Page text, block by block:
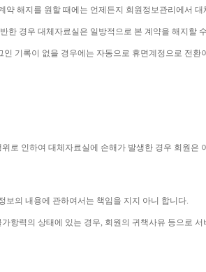
약 해지를 원할 때에는 언제든지 회원정보관리에서
한 경우 대체자료실은 일방적으로 본 계약을 해지할
인 기록이 없을 경우에는 자동으로 휴면계정으로 전환
로 인하여 대체자료실에 손해가 발생한 경우 회원은
보의 내용에 관하여서는 책임을 지지 아니 합니다.
항력의 상태에 있는 경우, 회원의 귀책사유 등으로